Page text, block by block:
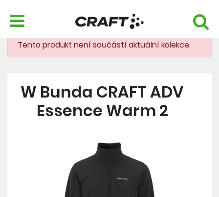
Tento produkt není součástí aktuální kolekce.
W Bunda CRAFT ADV
Essence Warm 2